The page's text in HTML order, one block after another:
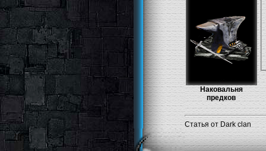
Наковальня
предков
Статья от Dark clan